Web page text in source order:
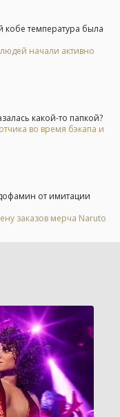
кобе температура была
начали активно
какой-то папкой?
во время бэкапа и
от имитации
заказов мерча Naruto